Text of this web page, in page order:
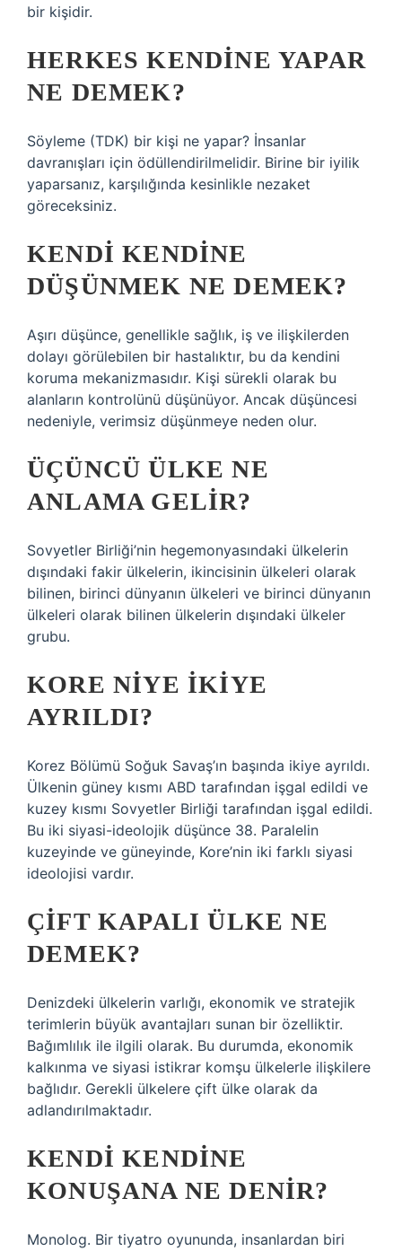
bir kişidir.
HERKES KENDINE YAPAR
NE DEMEK?
Söyleme (TDK) bir kişi ne yapar? İnsanlar
davranışları için ödüllendirilmelidir. Birine bir iyilik
yaparsanız, karşılığında kesinlikle nezaket
göreceksiniz.
KENDI KENDINE
DÜŞÜNMEK NE DEMEK?
Aşırı düşünce, genellikle sağlık, iş ve ilişkilerden
dolayı görülebilen bir hastalıktır, bu da kendini
koruma mekanizmasıdır. Kişi sürekli olarak bu
alanların kontrolünü düşünüyor. Ancak düşüncesi
nedeniyle, verimsiz düşünmeye neden olur.
ÜÇÜNCÜ ÜLKE NE
ANLAMA GELIR?
Sovyetler Birliği’nin hegemonyasındaki ülkelerin
dışındaki fakir ülkelerin, ikincisinin ülkeleri olarak
bilinen, birinci dünyanın ülkeleri ve birinci dünyanın
ülkeleri olarak bilinen ülkelerin dışındaki ülkeler
grubu.
KORE NIYE IKIYE
AYRILDI?
Korez Bölümü Soğuk Savaş’ın başında ikiye ayrıldı.
Ülkenin güney kısmı ABD tarafından işgal edildi ve
kuzey kısmı Sovyetler Birliği tarafından işgal edildi.
Bu iki siyasi-ideolojik düşünce 38. Paralelin
kuzeyinde ve güneyinde, Kore’nin iki farklı siyasi
ideolojisi vardır.
ÇIFT KAPALI ÜLKE NE
DEMEK?
Denizdeki ülkelerin varlığı, ekonomik ve stratejik
terimlerin büyük avantajları sunan bir özelliktir.
Bağımlılık ile ilgili olarak. Bu durumda, ekonomik
kalkınma ve siyasi istikrar komşu ülkelerle ilişkilere
bağlıdır. Gerekli ülkelere çift ülke olarak da
adlandırılmaktadır.
KENDI KENDINE
KONUŞANA NE DENIR?
Monolog. Bir tiyatro oyununda, insanlardan biri